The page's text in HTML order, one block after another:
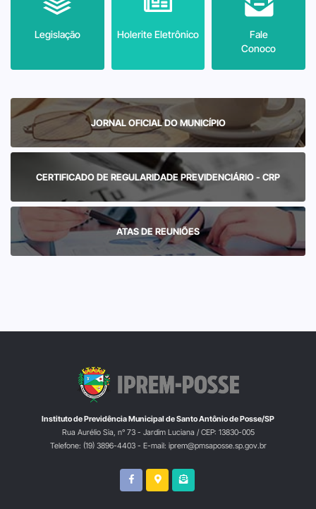
Legislação Holerite Eletrônico
Fale
Conoco
JORNAL OFICIAL DO MUNICÍPIO
CERTIFICADO DE REGULARIDADE PREVIDENCIÁRIO - CRP
ATAS DE REUNIÕES
Instituto de Previdência Municipal de Santo Antônio de Posse/SP
Rua Aurélio Sia, n° 73 - Jardim Luciana / CEP: 13830-005
Telefone: (19) 3896-4403 - E-mail: iprem@pmsaposse.sp.gov.br